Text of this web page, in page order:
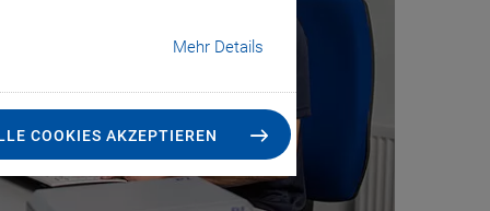
Mehr Details
COOKIES AKZEPTIEREN